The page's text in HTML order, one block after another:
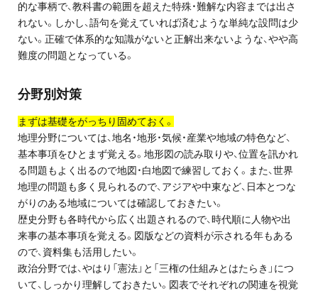
プライバシーポリシー
免責事項・著作権等
プロ教師が届ける
公式LINE＠
0120-11-3967
受付:9:30～21:30(定休:日曜・祝日)
的な事柄で、教科書の範囲を超えた特殊・難解な内容までは出さ
れない。しかし、語句を覚えていれば済むような単純な設問は少
ない。正確で体系的な知識がないと正解出来ないような、やや高
難度の問題となっている。
分野別対策
まずは基礎をがっちり固めておく。
地理分野については、地名・地形・気候・産業や地域の特色など、
基本事項をひとまず覚える。地形図の読み取りや、位置を訊かれ
る問題もよく出るので地図・白地図で練習しておく。また、世界
地理の問題も多く見られるので、アジアや中東など、日本とつな
がりのある地域については確認しておきたい。
歴史分野も各時代から広く出題されるので、時代順に人物や出
来事の基本事項を覚える。図版などの資料が示される年もある
ので、資料集も活用したい。
政治分野では、やはり「憲法」と「三権の仕組みとはたらき」につ
いて、しっかり理解しておきたい。図表でそれぞれの関連を視覚